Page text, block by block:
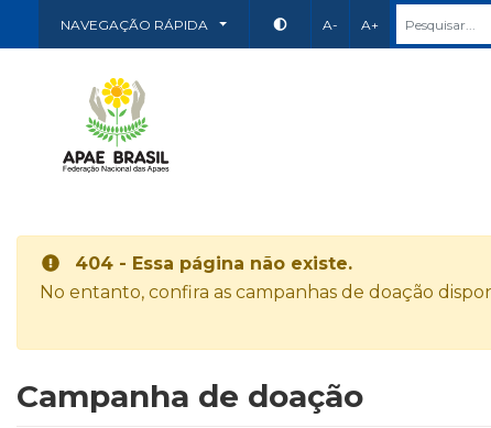
NAVEGAÇÃO RÁPIDA A- A+
404 - Essa página não existe.
No entanto, confira as campanhas de doação
Campanha de doação